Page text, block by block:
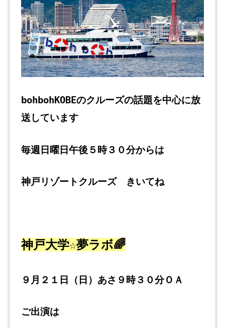
bohbohKOBEのクルーズの話題を中心に放
送しています
毎週日曜日午後５時３０分からは
神戸リゾートクルーズ きいてね
神戸大学☆夢ラボ🌈
９月２１ 日（日）あさ９時３０分ＯＡ
ご出演は